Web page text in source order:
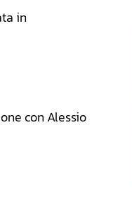
in
con Alessio